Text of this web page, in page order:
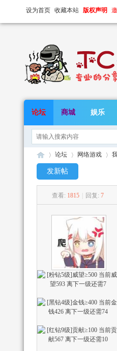
设为首页 收藏本站 版权声明
论坛 商城 娱乐
辅
论坛
›
网络游戏
›
发新帖
查看: 1815 回复: 7